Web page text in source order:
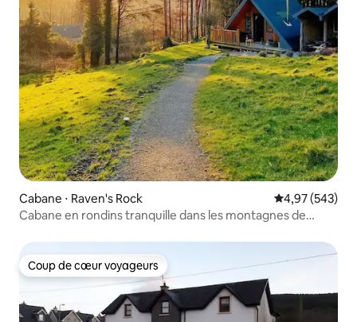
Cabane ⋅ Raven's Rock Évaluation
4,97 (543)
Cabane en rondins tranquille dans les montagnes de
Coup de cœur voyageurs
Coup de cœur voyageurs